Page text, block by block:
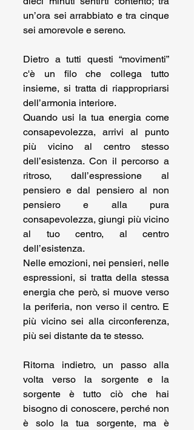
un’ora sei arrabbiato e tra cinque
sei amorevole e sereno.
Dietro a tutti questi “movimenti”
c'è un filo che collega tutto
insieme, si tratta di riappropriarsi
dell’armonia interiore.
Quando usi la tua energia come
consapevolezza, arrivi al punto
più vicino al centro stesso
dell’esistenza. Con il percorso a
ritroso, dall’espressione al
pensiero e dal pensiero al non
pensiero e alla pura
consapevolezza, giungi più vicino
al tuo centro, al centro
dell’esistenza.
Nelle emozioni, nei pensieri, nelle
espressioni, si tratta della stessa
energia che però, si muove verso
la periferia, non verso il centro. E
più vicino sei alla circonferenza,
più sei distante da te stesso.
Ritorna indietro, un passo alla
volta verso la sorgente e la
sorgente è tutto ciò che hai
bisogno di conoscere, perché non
è solo la tua sorgente, ma è